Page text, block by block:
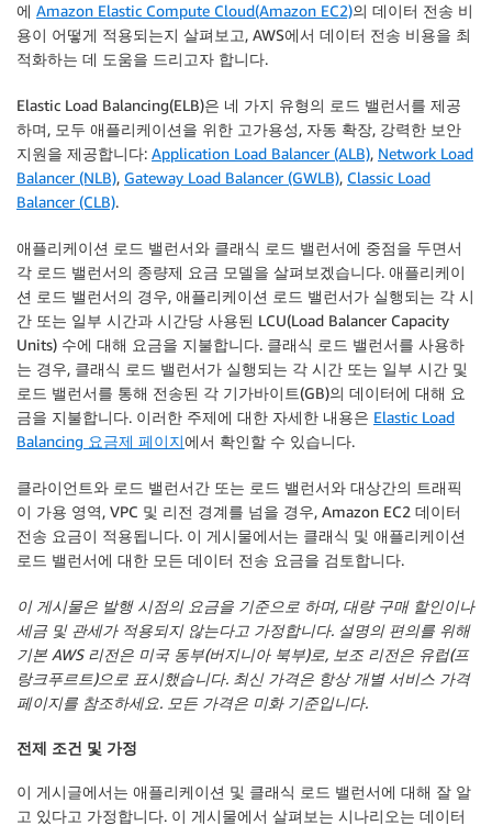
에 Amazon Elastic Compute Cloud(Amazon EC2)의 데이터 전송 비
용이 어떻게 적용되는지 살펴보고, AWS에서 데이터 전송 비용을 최
적화하는 데 도움을 드리고자 합니다.
Elastic Load Balancing(ELB)은 네 가지 유형의 로드 밸런서를 제공
하며, 모두 애플리케이션을 위한 고가용성, 자동 확장, 강력한 보안
지원을 제공합니다: Application Load Balancer (ALB), Network Load
Balancer (NLB), Gateway Load Balancer (GWLB), Classic Load
Balancer (CLB).
애플리케이션 로드 밸런서와 클래식 로드 밸런서에 중점을 두면서
각 로드 밸런서의 종량제 요금 모델을 살펴보겠습니다. 애플리케이
션 로드 밸런서의 경우, 애플리케이션 로드 밸런서가 실행되는 각 시
간 또는 일부 시간과 시간당 사용된 LCU(Load Balancer Capacity
Units) 수에 대해 요금을 지불합니다. 클래식 로드 밸런서를 사용하
는 경우, 클래식 로드 밸런서가 실행되는 각 시간 또는 일부 시간 및
로드 밸런서를 통해 전송된 각 기가바이트(GB)의 데이터에 대해 요
금을 지불합니다. 이러한 주제에 대한 자세한 내용은 Elastic Load
Balancing 요금제 페이지에서 확인할 수 있습니다.
클라이언트와 로드 밸런서간 또는 로드 밸런서와 대상간의 트래픽
이 가용 영역, VPC 및 리전 경계를 넘을 경우, Amazon EC2 데이터
전송 요금이 적용됩니다. 이 게시물에서는 클래식 및 애플리케이션
로드 밸런서에 대한 모든 데이터 전송 요금을 검토합니다.
이 게시물은 발행 시점의 요금을 기준으로 하며, 대량 구매 할인이나
세금 및 관세가 적용되지 않는다고 가정합니다. 설명의 편의를 위해
기본 AWS 리전은 미국 동부(버지니아 북부)로, 보조 리전은 유럽(프
랑크푸르트)으로 표시했습니다. 최신 가격은 항상 개별 서비스 가격
페이지를 참조하세요. 모든 가격은 미화 기준입니다.
전제 조건 및 가정
이 게시글에서는 애플리케이션 및 클래식 로드 밸런서에 대해 잘 알
고 있다고 가정합니다. 이 게시물에서 살펴보는 시나리오는 데이터